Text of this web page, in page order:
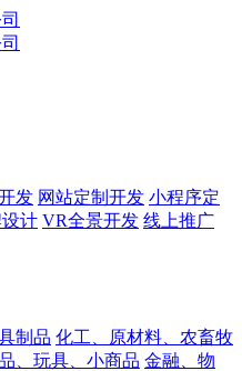
发 网站定制开发 小程序定
计 VR全景开发 线上推广
制品 化工、原材料、农畜牧
、玩具、小商品 金融、物